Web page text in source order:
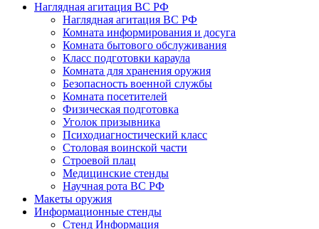
Наглядная агитация ВС РФ
Наглядная агитация ВС РФ
Комната информирования и досуга
Комната бытового обслуживания
Класс подготовки караула
Комната для хранения оружия
Безопасность военной службы
Комната посетителей
Физическая подготовка
Уголок призывника
Психодиагностический класс
Столовая воинской части
Строевой плац
Медицинские стенды
Научная рота ВС РФ
Макеты оружия
Информационные стенды
Стенд Информация